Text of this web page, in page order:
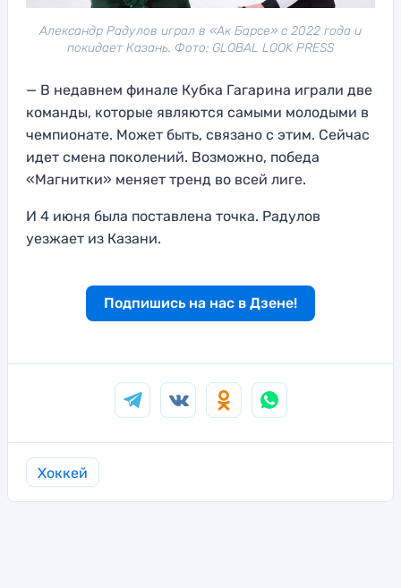
Александр Радулов играл в «Ак Барсе» с 2022 года и
покидает Казань. Фото: GLOBAL LOOK PRESS
— В недавнем финале Кубка Гагарина играли две
команды, которые являются самыми молодыми в
чемпионате. Может быть, связано с этим. Сейчас
идет смена поколений. Возможно, победа
«Магнитки» меняет тренд во всей лиге.
И 4 июня была поставлена точка. Радулов
уезжает из Казани.
Подпишись на нас в Дзене!
Хоккей